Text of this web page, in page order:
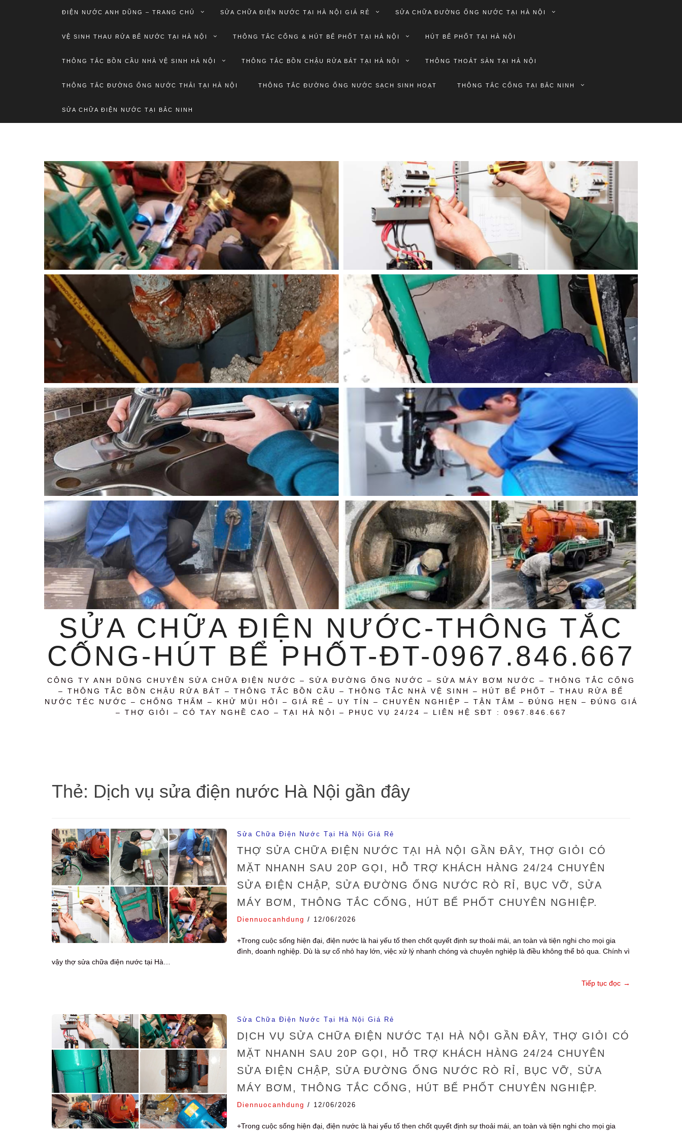
ĐIỆN NƯỚC ANH DŨNG – TRANG CHỦ SỬA CHỮA ĐIỆN NƯỚC TẠI HÀ NỘI GIÁ RẺ SỬA CHỮA ĐƯỜNG ỐNG NƯỚC TẠI HÀ NỘI
VỆ SINH THAU RỬA BỂ NƯỚC TẠI HÀ NỘI THÔNG TẮC CỐNG & HÚT BỂ PHỐT TẠI HÀ NỘI HÚT BỂ PHỐT TẠI HÀ NỘI
THÔNG TẮC BỒN CẦU NHÀ VỆ SINH HÀ NỘI THÔNG TẮC BỒN CHẬU RỬA BÁT TẠI HÀ NỘI THÔNG THOÁT SÀN TẠI HÀ NỘI
THÔNG TẮC ĐƯỜNG ỐNG NƯỚC THẢI TẠI HÀ NỘI THÔNG TẮC ĐƯỜNG ỐNG NƯỚC SẠCH SINH HOẠT THÔNG TẮC CỐNG TẠI BẮC NINH
SỬA CHỮA ĐIỆN NƯỚC TẠI BẮC NINH
SỬA CHỮA ĐIỆN NƯỚC-THÔNG TẮC
CỐNG-HÚT BỂ PHỐT-ĐT-0967.846.667
CÔNG TY ANH DŨNG CHUYÊN SỬA CHỮA ĐIỆN NƯỚC – SỬA ĐƯỜNG ỐNG NƯỚC – SỬA MÁY BƠM NƯỚC – THÔNG TẮC CỐNG
– THÔNG TẮC BỒN CHẬU RỬA BÁT – THÔNG TẮC BỒN CẦU – THÔNG TẮC NHÀ VỆ SINH – HÚT BỂ PHỐT – THAU RỬA BỂ
NƯỚC TÉC NƯỚC – CHỐNG THẤM – KHỬ MÙI HÔI – GIÁ RẺ – UY TÍN – CHUYÊN NGHIỆP – TẬN TÂM – ĐÚNG HẸN – ĐÚNG GIÁ
– THỢ GIỎI – CÓ TAY NGHỀ CAO – TẠI HÀ NỘI – PHỤC VỤ 24/24 – LIÊN HỆ SĐT : 0967.846.667
Thẻ: Dịch vụ sửa điện nước Hà Nội gần đây
Sửa Chữa Điện Nước Tại Hà Nội Giá Rẻ
THỢ SỬA CHỮA ĐIỆN NƯỚC TẠI HÀ NỘI GẦN ĐÂY, THỢ GIỎI CÓ
MẶT NHANH SAU 20P GỌI, HỖ TRỢ KHÁCH HÀNG 24/24 CHUYÊN
SỬA ĐIỆN CHẬP, SỬA ĐƯỜNG ỐNG NƯỚC RÒ RỈ, BỤC VỠ, SỬA
MÁY BƠM, THÔNG TẮC CỐNG, HÚT BỂ PHỐT CHUYÊN NGHIỆP.
Diennuocanhdung / 12/06/2026
+Trong cuộc sống hiện đại, điện nước là hai yếu tố then chốt quyết định sự thoải mái, an toàn và tiện nghi cho mọi gia
đình, doanh nghiệp. Dù là sự cố nhỏ hay lớn, việc xử lý nhanh chóng và chuyên nghiệp là điều không thể bỏ qua. Chính vì
vậy thợ sửa chữa điện nước tại Hà…
Tiếp tục đọc →
Sửa Chữa Điện Nước Tại Hà Nội Giá Rẻ
DỊCH VỤ SỬA CHỮA ĐIỆN NƯỚC TẠI HÀ NỘI GẦN ĐÂY, THỢ GIỎI CÓ
MẶT NHANH SAU 20P GỌI, HỖ TRỢ KHÁCH HÀNG 24/24 CHUYÊN
SỬA ĐIỆN CHẬP, SỬA ĐƯỜNG ỐNG NƯỚC RÒ RỈ, BỤC VỠ, SỬA
MÁY BƠM, THÔNG TẮC CỐNG, HÚT BỂ PHỐT CHUYÊN NGHIỆP.
Diennuocanhdung / 12/06/2026
+Trong cuộc sống hiện đại, điện nước là hai yếu tố then chốt quyết định sự thoải mái, an toàn và tiện nghi cho mọi gia